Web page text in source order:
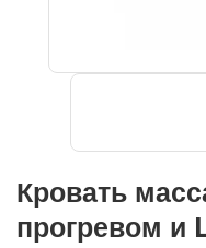
Кровать
прогревом и